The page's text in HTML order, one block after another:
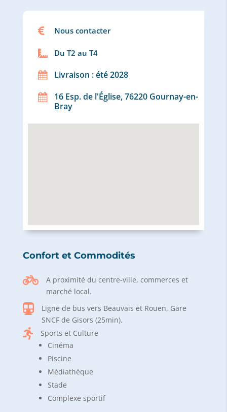
 Nous contacter
 Du T2 au T4
 Livraison : été 2028

16 Esp. de l'Église, 76220 Gournay-en-
Bray
Confort et Commodités

A proximité du centre-ville, commerces et
marché local.

Ligne de bus vers Beauvais et Rouen, Gare
SNCF de Gisors (25min).

Sports et Culture
Cinéma
Piscine
Médiathèque
Stade
Complexe sportif